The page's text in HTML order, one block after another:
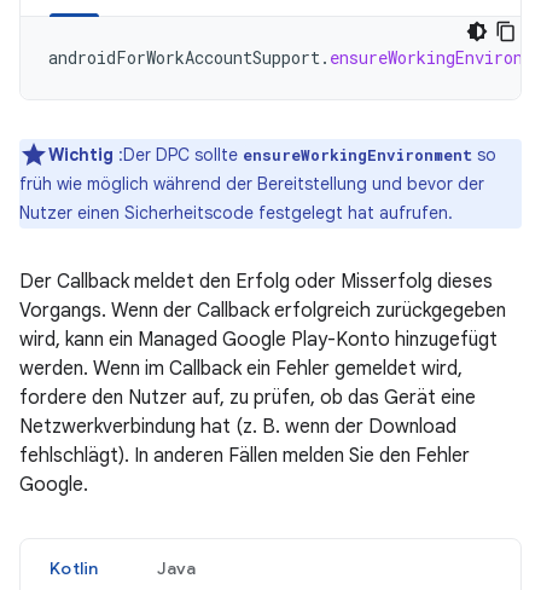
androidForWorkAccountSupport.
Wichtig :Der DPC sollte ensureWorkingEnvironment so
früh wie möglich während der Bereitstellung und bevor der
Nutzer einen Sicherheitscode festgelegt hat aufrufen.
Der Callback meldet den Erfolg oder Misserfolg dieses
Vorgangs. Wenn der Callback erfolgreich zurückgegeben
wird, kann ein Managed Google Play-Konto hinzugefügt
werden. Wenn im Callback ein Fehler gemeldet wird,
fordere den Nutzer auf, zu prüfen, ob das Gerät eine
Netzwerkverbindung hat (z. B. wenn der Download
fehlschlägt). In anderen Fällen melden Sie den Fehler
Google.
Kotlin Java